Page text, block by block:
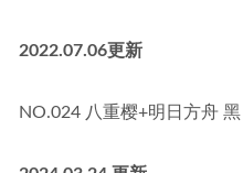
2022.07.06更新
NO.024 八重樱+明日方舟